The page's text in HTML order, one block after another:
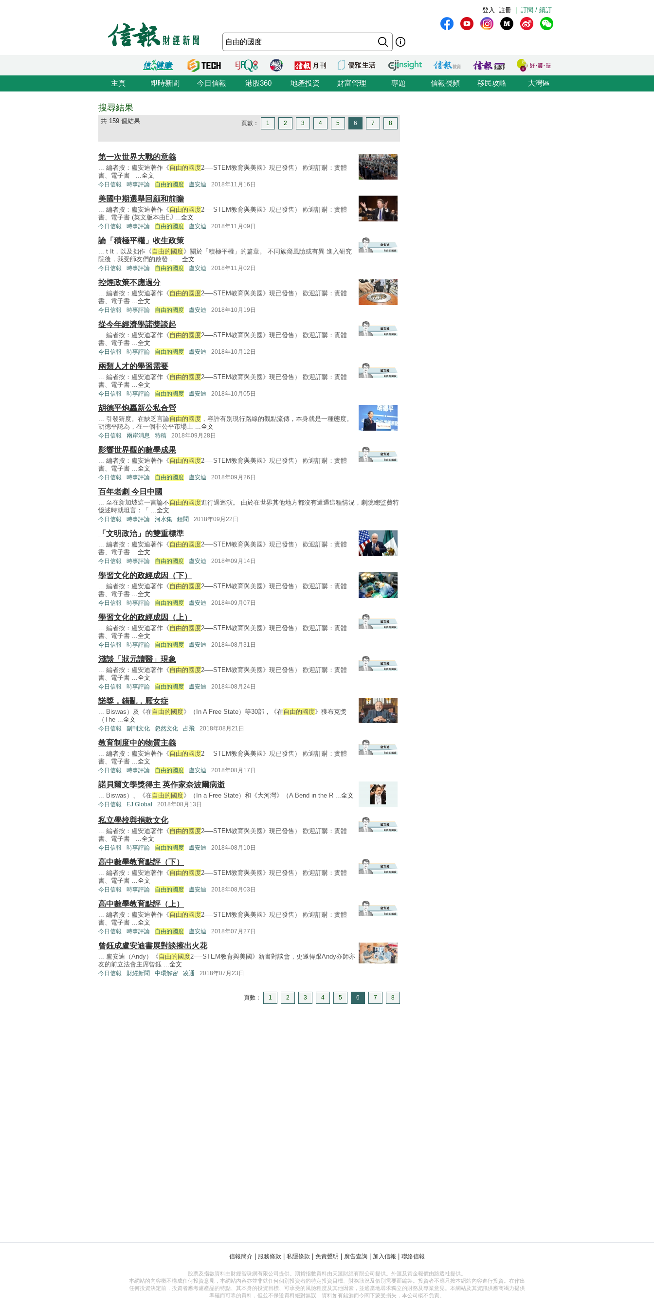
訂閱 / 續訂
註冊
登入
主頁 即時新聞 今日信報 港股360 地產投資 財富管理 專題 信報視頻 移民攻略 大灣區
搜尋結果
共 159 個結果 頁數： 1 2 3 4 5 6 7 8
第一次世界大戰的意義
... 編者按：盧安迪著作《自由的國度2──STEM教育與美國》現已發售） 歡迎訂購：實體
書、電子書 ...全文
今日信報 時事評論 自由的國度 盧安迪 2018年11月16日
美國中期選舉回顧和前瞻
... 編者按：盧安迪著作《自由的國度2──STEM教育與美國》現已發售） 歡迎訂購：實體
書、電子書 (英文版本由EJ ...全文
今日信報 時事評論 自由的國度 盧安迪 2018年11月09日
論「積極平權」收生政策
... t It，以及拙作《自由的國度》關於「積極平權」的篇章。 不同族裔風險或有異 進入研究
院後，我受師友們的啟發， ...全文
今日信報 時事評論 自由的國度 盧安迪 2018年11月02日
控煙政策不應過分
... 編者按：盧安迪著作《自由的國度2──STEM教育與美國》現已發售） 歡迎訂購：實體
書、電子書 ...全文
今日信報 時事評論 自由的國度 盧安迪 2018年10月19日
從今年經濟學諾獎談起
... 編者按：盧安迪著作《自由的國度2──STEM教育與美國》現已發售） 歡迎訂購：實體
書、電子書 ...全文
今日信報 時事評論 自由的國度 盧安迪 2018年10月12日
兩類人才的學習需要
... 編者按：盧安迪著作《自由的國度2──STEM教育與美國》現已發售） 歡迎訂購：實體
書、電子書 ...全文
今日信報 時事評論 自由的國度 盧安迪 2018年10月05日
胡德平炮轟新公私合營
... 引發猜度。在缺乏言論自由的國度 ，容許有別現行路線的觀點流傳，本身就是一種態度。
胡德平認為，在一個非公平市場上 ...全文
今日信報 兩岸消息 特稿 2018年09月28日
影響世界觀的數學成果
... 編者按：盧安迪著作《自由的國度2──STEM教育與美國》現已發售） 歡迎訂購：實體
書、電子書 ...全文
今日信報 時事評論 自由的國度 盧安迪 2018年09月26日
百年老劇 今日中國
... 至在新加坡這一言論不自由的國度進行過巡演。 由於在世界其他地方都沒有遭遇這種情況，劇院總監費特
憶述時就坦言：「 ...全文
今日信報 時事評論 河水集 鍾聞 2018年09月22日
「文明政治」的雙重標準
... 編者按：盧安迪著作《自由的國度2──STEM教育與美國》現已發售） 歡迎訂購：實體
書、電子書 ...全文
今日信報 時事評論 自由的國度 盧安迪 2018年09月14日
學習文化的政經成因（下）
... 編者按：盧安迪著作《自由的國度2──STEM教育與美國》現已發售） 歡迎訂購：實體
書、電子書 ...全文
今日信報 時事評論 自由的國度 盧安迪 2018年09月07日
學習文化的政經成因（上）
... 編者按：盧安迪著作《自由的國度2──STEM教育與美國》現已發售） 歡迎訂購：實體
書、電子書 ...全文
今日信報 時事評論 自由的國度 盧安迪 2018年08月31日
淺談「狀元讀醫」現象
... 編者按：盧安迪著作《自由的國度2──STEM教育與美國》現已發售） 歡迎訂購：實體
書、電子書 ...全文
今日信報 時事評論 自由的國度 盧安迪 2018年08月24日
諾獎．錯亂．厭女症
... Biswas）及《在自由的國度》（In A Free State）等30部，《在自由的國度》獲布克獎
（The ...全文
今日信報 副刊文化 忽然文化 占飛 2018年08月21日
教育制度中的物質主義
... 編者按：盧安迪著作《自由的國度2──STEM教育與美國》現已發售） 歡迎訂購：實體
書、電子書 ...全文
今日信報 時事評論 自由的國度 盧安迪 2018年08月17日
諾貝爾文學獎得主 英作家奈波爾病逝
... Biswas）、《在自由的國度》（In a Free State）和《大河灣》（A Bend in the R ...全文
今日信報 EJ Global 2018年08月13日
私立學校與捐款文化
... 編者按：盧安迪著作《自由的國度2──STEM教育與美國》現已發售） 歡迎訂購：實體
書、電子書 ... 全文
今日信報 時事評論 自由的國度 盧安迪 2018年08月10日
高中數學教育點評（下）
... 編者按：盧安迪著作《自由的國度2──STEM教育與美國》現已發售） 歡迎訂購：實體
書、電子書 ... 全文
今日信報 時事評論 自由的國度 盧安迪 2018年08月03日
高中數學教育點評（上）
... 編者按：盧安迪著作《自由的國度2──STEM教育與美國》現已發售） 歡迎訂購：實體
書、電子書 ... 全文
今日信報 時事評論 自由的國度 盧安迪 2018年07月27日
曾鈺成盧安迪書展對談擦出火花
... 盧安迪（Andy）《自由的國度2──STEM教育與美國》新書對談會，更邀得跟Andy亦師亦
友的前立法會主席曾鈺 ... 全文
今日信報 財經新聞 中環解密 凌通 2018年07月23日
頁數： 1 2 3 4 5 6 7 8
信報簡介 服務條款 私隱條款 免責聲明 廣告查詢 加入信報 聯絡信報
股票及指數資料由財經智珠網有限公司提供。期貨指數資料由天滙財經有限公司提供。外滙及黃金報價由路透社提供。
本網站的內容概不構成任何投資意見，本網站內容亦並非就任何個別投資者的特定投資目標、財務狀況及個別需要而編製。投資者不應只按本網站內容進行投資。在作出
任何投資決定前，投資者應考慮產品的特點、其本身的投資目標、可承受的風險程度及其他因素，並適當地尋求獨立的財務及專業意見。本網站及其資訊供應商竭力提供
準確而可靠的資料，但並不保證資料絕對無誤，資料如有錯漏而令閣下蒙受損失，本公司概不負責。